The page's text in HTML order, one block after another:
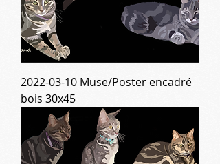
2022-03-10 Muse/Poster encadré
bois 30x45